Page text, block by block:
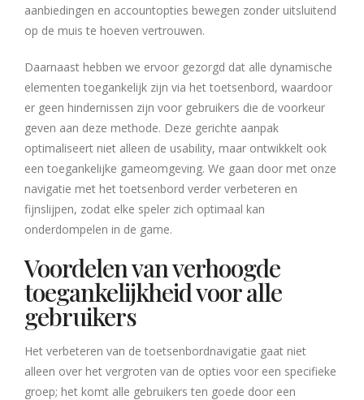
aanbiedingen en accountopties bewegen zonder uitsluitend
op de muis te hoeven vertrouwen.
Daarnaast hebben we ervoor gezorgd dat alle dynamische
elementen toegankelijk zijn via het toetsenbord, waardoor
er geen hindernissen zijn voor gebruikers die de voorkeur
geven aan deze methode. Deze gerichte aanpak
optimaliseert niet alleen de usability, maar ontwikkelt ook
een toegankelijke gameomgeving. We gaan door met onze
navigatie met het toetsenbord verder verbeteren en
fijnslijpen, zodat elke speler zich optimaal kan
onderdompelen in de game.
Voordelen van verhoogde
toegankelijkheid voor alle
gebruikers
Het verbeteren van de toetsenbordnavigatie gaat niet
alleen over het vergroten van de opties voor een specifieke
groep; het komt alle gebruikers ten goede door een